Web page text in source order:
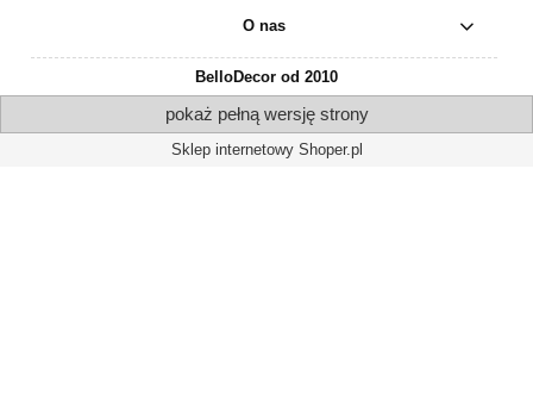
O nas
BelloDecor od 2010
pokaż pełną wersję strony
Sklep internetowy Shoper.pl